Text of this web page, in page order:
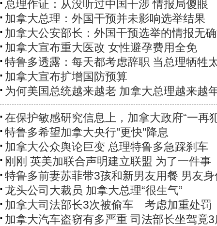
总理作证：从没听过中国干涉 情报局傻眼
加拿大总理：外国干预并未影响选举结果
加拿大公安部长：外国干预选举的情报无
加拿大宣布重大医改 女性避孕费用全免
特鲁多透露：每天都考虑辞职 当总理牺牲
加拿大宣布扩增国防预算
为何美国总统越来越老 加拿大总理越来越
在保护敏感研究信息上，加拿大政府“一再
特鲁多希望加拿大央行"更快"降息
加拿大公众舆论巨变 总理特鲁多急踩刹车
刚刚 英美加联合声明建立联盟 为了一件事
特鲁多前妻苏菲带3孩和新男友用餐 男友
龙头公司大裁员 加拿大总理“很生气”
加拿大司法部长3次被偷车 考虑加重处罚
加拿大汽车盗窃有多严重 司法部长坐驾竟